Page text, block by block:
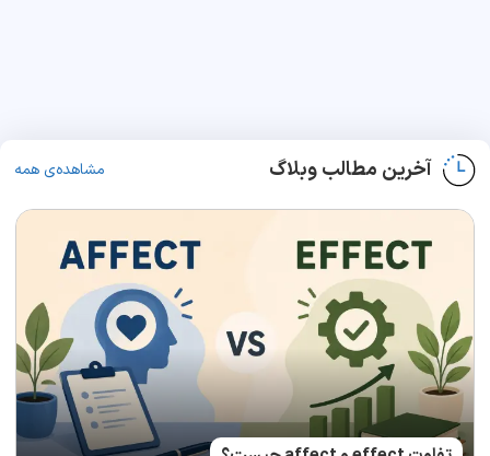
آخرین مطالب وبلاگ مشاهده‌ی همه